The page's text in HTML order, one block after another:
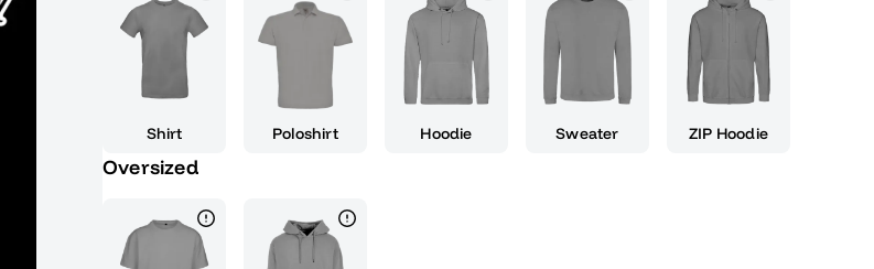
Geschmack, der dich auf eine geschmackliche Reise in die Karibik entführt.
Der Rum ist ein ideales Geschenk, um diesen bedeutenden Meilenstein in
deinem Leben zu zelebrieren, und wird mit Sicherheit Eindruck bei all deinen
Freunden und Gästen hinterlassen. Egal ob du eine große Party planst oder
einen entspannten Abend mit deinen engsten Freunden, der 13 Jahre Rum ist
Kapitels zu feiern. Stoße mit Stolz auf deine Leistung an und genieße jeden
Tropfen dieses einzigartigen Getränks, das für Erfolg und Tradition steht. Lass
dich von der Geschichte und dem Aroma des Rums inspirieren und beginne
dein nächstes Abenteuer mit einem Schluck voller Charakter und Klasse.
Shirt Poloshirt Hoodie Sweater ZIP Hoodie
Oversized